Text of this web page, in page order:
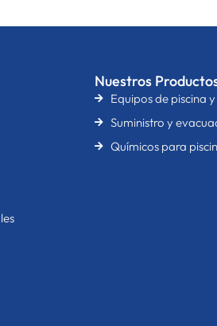
Nuestros
Equipos de piscina y
Suministro y
Químicos para